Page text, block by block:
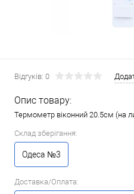
Відгуків: 0
Опис товару:
Термометр віконний 20.5см (на
Склад зберігання:
Одеса №3
Доставка/Оплата: